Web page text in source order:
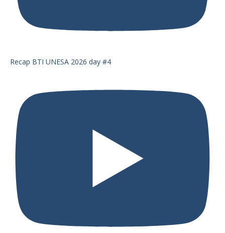
Recap BTI UNESA 2026 day #4